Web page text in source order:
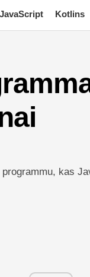
JavaScript Kotlins
kas